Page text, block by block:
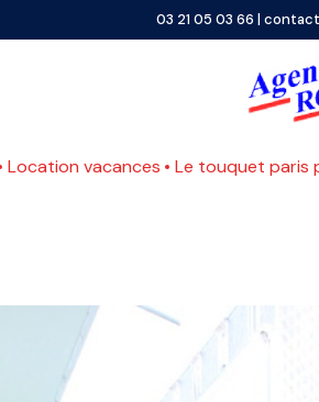
03 21 05 03 66 |
Location vacances Le touquet paris